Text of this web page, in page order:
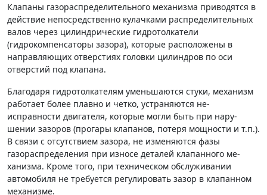
Клапаны газораспределительного механизма при­водятся в
действие непосредственно кулачками распре­делительных
валов через цилиндрические гидротолка­тели
(гидрокомпенсаторы зазора), которые расположены в
направляющих отверстиях головки цилиндров по оси
отверстий под клапана.
Благодаря гидротолкателям уменьшаются стуки, ме­ханизм
работает более плавно и четко, устраняются не­
исправности двигателя, которые могли быть при нару­
шении зазоров (прогары клапанов, потеря мощности и т.п.).
В связи с отсутствием зазора, не изменяются фазы
газораспределения при износе деталей клапанного ме­
ханизма. Кроме того, при техническом обслуживании
автомобиля не требуется регулировать зазор в клапан­ном
механизме.